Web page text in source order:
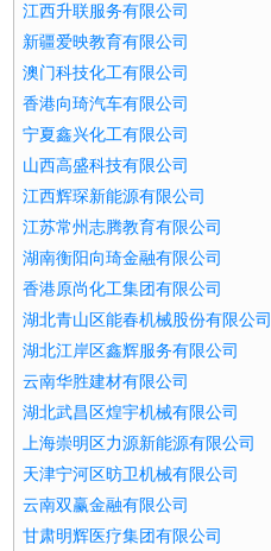
江西升联服务有限公司
新疆爱映教育有限公司
澳门科技化工有限公司
香港向琦汽车有限公司
宁夏鑫兴化工有限公司
山西高盛科技有限公司
江西辉琛新能源有限公司
江苏常州志腾教育有限公司
湖南衡阳向琦金融有限公司
香港原尚化工集团有限公司
湖北青山区能春机械股份有限公司
湖北江岸区鑫辉服务有限公司
云南华胜建材有限公司
湖北武昌区煌宇机械有限公司
上海崇明区力源新能源有限公司
天津宁河区昉卫机械有限公司
云南双赢金融有限公司
甘肃明辉医疗集团有限公司